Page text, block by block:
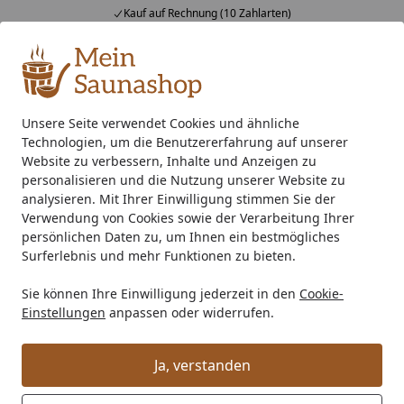
Unsere Seite verwendet Cookies und ähnliche
Technologien, um die Benutzererfahrung auf unserer
Website zu verbessern, Inhalte und Anzeigen zu
personalisieren und die Nutzung unserer Website zu
analysieren. Mit Ihrer Einwilligung stimmen Sie der
Verwendung von Cookies sowie der Verarbeitung Ihrer
persönlichen Daten zu, um Ihnen ein bestmögliches
Surferlebnis und mehr Funktionen zu bieten.
Sie können Ihre Einwilligung jederzeit in den Cookie-
Einstellungen anpassen oder widerrufen.
Ja, verstanden
Kauf auf Rechnung (10 Zahlarten)
Alle Produkte
Mein Konto
Suchen
Startseite
Außensauna Blockbohlensauna Saunahaus 35-45 mm
Palmako Gartensauna Grace 5,3 m²
- 56 mm